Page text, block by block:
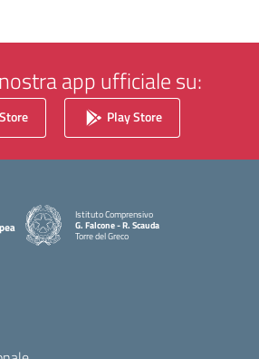
app ufficiale su:
Play Store
Istituto Comprensivo
G. Falcone - R. Scauda
Torre del Greco